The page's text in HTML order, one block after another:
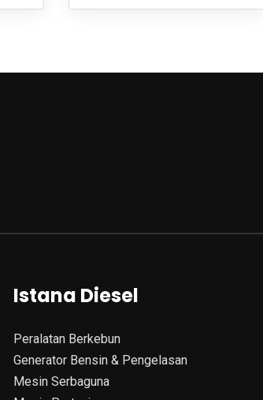
Istana Diesel
Peralatan Berkebun
Generator Bensin & Pengelasan
Mesin Serbaguna